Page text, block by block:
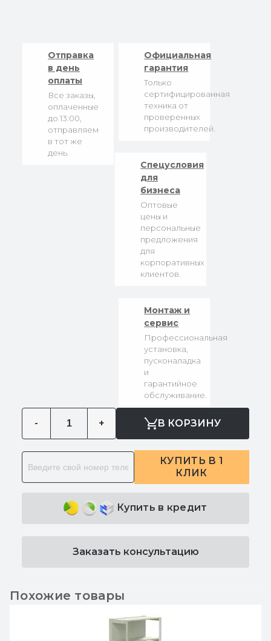
Отправка
в день
оплаты
Все заказы,
оплаченные
до 13:00,
отправляем
в тот же
день.
Официальная
гарантия
Только
сертифицированная
техника от
проверенных
производителей.
Спецусловия
для
бизнеса
Оптовые
цены и
персональные
предложения
для
корпоративных
клиентов.
Монтаж и
сервис
Профессиональная
установка,
пусконаладка
и
гарантийное
обслуживание.
- + В КОРЗИНУ
КУПИТЬ В 1
КЛИК
Купить в кредит
Заказать консультацию
Похожие товары